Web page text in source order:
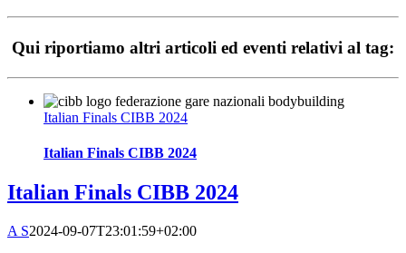
Qui riportiamo altri articoli ed eventi relativi al tag:
Italian Finals CIBB 2024
Italian Finals CIBB 2024
Italian Finals CIBB 2024
A S2024-09-07T23:01:59+02:00